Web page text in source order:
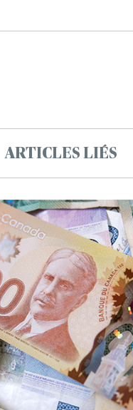
ARTICLES LIÉS